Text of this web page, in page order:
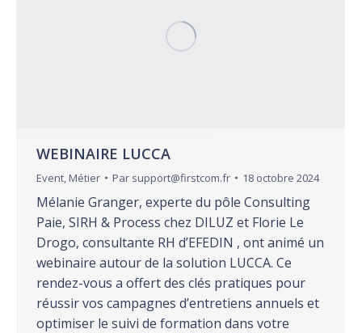
WEBINAIRE LUCCA
Event,Métier Par support@firstcom.fr 18 octobre 2024
Mélanie Granger, experte du pôle Consulting
Paie, SIRH & Process chez DILUZ et Florie Le
Drogo, consultante RH d’EFEDIN , ont animé un
webinaire autour de la solution LUCCA. Ce
rendez-vous a offert des clés pratiques pour
réussir vos campagnes d’entretiens annuels et
optimiser le suivi de formation dans votre